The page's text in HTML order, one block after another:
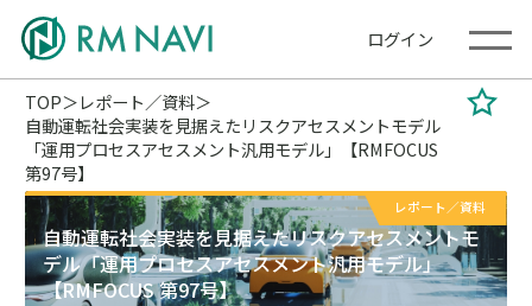
ログイン
TOP
レポート／資料
自動運転社会実装を見据えたリスクアセスメントモデル
「運用プロセスアセスメント汎用モデル」【RMFOCUS
第97号】
レポート／資料
自動運転社会実装を見据えたリスクアセスメントモ
デル「運用プロセスアセスメント汎用モデル」
【RMFOCUS 第97号】